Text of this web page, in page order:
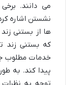
می دانند.
نشستن اشاره
ها از بستنی
که بستنی زند
خدمات مطلوب
پیدا کند. به